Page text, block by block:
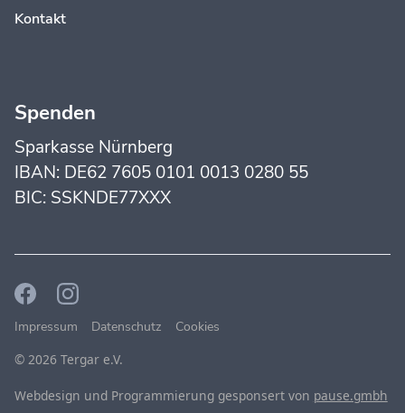
Kontakt
Spenden
Sparkasse Nürnberg
IBAN: DE62 7605 0101 0013 0280 55
BIC: SSKNDE77XXX
© 2026 Tergar e.V.
Impressum Datenschutz Cookies
Webdesign und Programmierung gesponsert von pause.gmbh